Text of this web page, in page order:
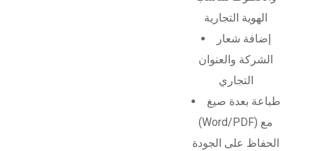
الهوية التجارية
إضافة شعار
الشركة والعنوان
التجاري
طباعة بعدة صيغ
(Word/PDF) مع
الحفاظ على الجودة